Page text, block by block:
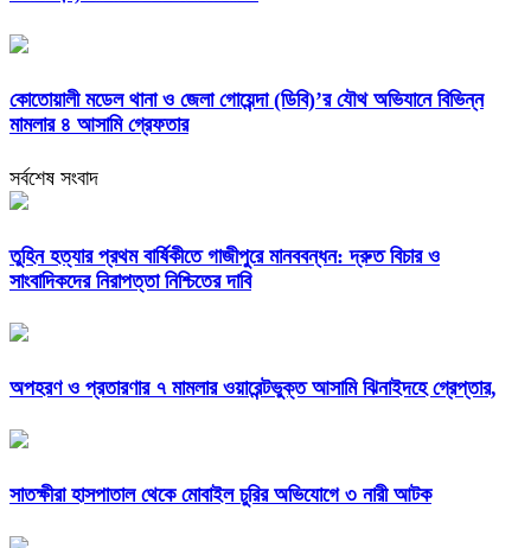
কোতোয়ালী মডেল থানা ও জেলা গোয়েন্দা (ডিবি)’র যৌথ অভিযানে বিভিন্ন
মামলার ৪ আসামি গ্রেফতার
সর্বশেষ সংবাদ
তুহিন হত্যার প্রথম বার্ষিকীতে গাজীপুরে মানববন্ধন: দ্রুত বিচার ও
সাংবাদিকদের নিরাপত্তা নিশ্চিতের দাবি
অপহরণ ও প্রতারণার ৭ মামলার ওয়ারেন্টভুক্ত আসামি ঝিনাইদহে গ্রেপ্তার,
সাতক্ষীরা হাসপাতাল থেকে মোবাইল চুরির অভিযোগে ৩ নারী আটক